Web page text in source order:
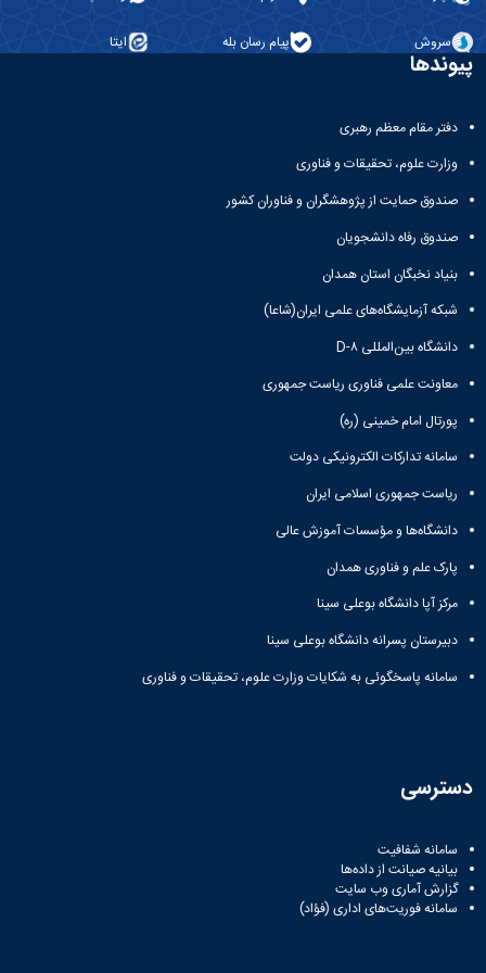
سروش پیام رسان بله ایتا
پیوندها
دفتر مقام معظم رهبری
وزارت علوم، تحقیقات و فناوری
صندوق حمایت از پژوهشگران و فناوران کشور
صندوق رفاه دانشجویان
بنیاد نخبگان استان همدان
شبکه آزمایشگاه‌های علمی ایران(شاعا)
دانشگاه بین‌المللی D-۸
معاونت علمی فناوری ریاست جمهوری
پورتال امام خمینی (ره)
سامانه تدارکات الکترونیکی دولت
ریاست جمهوری اسلامی ایران
دانشگاه‌ها و مؤسسات آموزش عالی
پارک علم و فناوری همدان
مرکز آپا دانشگاه بوعلی سینا
دبیرستان پسرانه دانشگاه بوعلی سینا
سامانه پاسخگوئی به شکایات وزارت علوم، تحقیقات و فناوری
دسترسی
سامانه شفافیت
بیانیه صیانت از داده‌ها
گزارش آماری وب‌ سایت
سامانه فوریت‌های اداری (فؤاد)